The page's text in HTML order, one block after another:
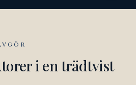
i en trädtvist